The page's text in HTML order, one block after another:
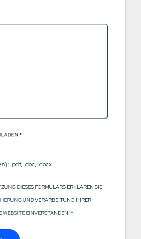
*
.pdf, .doc, .docx
DIESES FORMULARS ERKLÄREN SIE
UND VERARBEITUNG IHRER
WEBSITE EINVERSTANDEN.*